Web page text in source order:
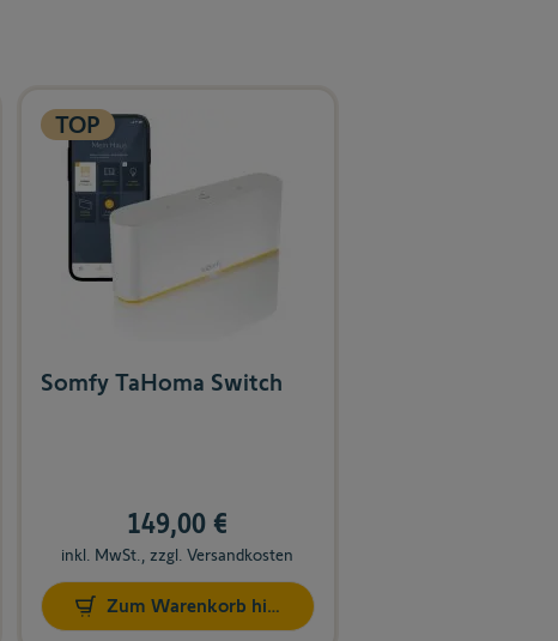
TOP
Somfy TaHoma Switch
149,00 €
inkl. MwSt., zzgl. Versandkosten
Zum Warenkorb hinzufügen